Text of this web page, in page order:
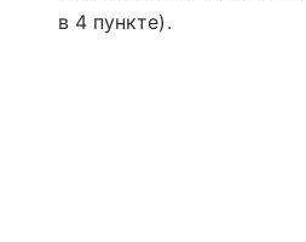
в 4 пункте).